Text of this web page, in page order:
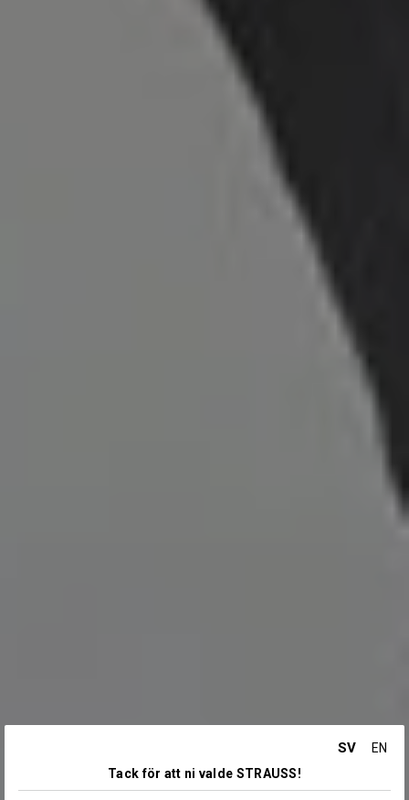
SV
EN
Tack för att ni valde STRAUSS!